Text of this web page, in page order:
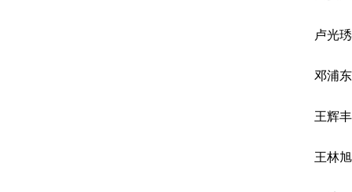
卢光琇
邓浦东
王辉丰
王林旭